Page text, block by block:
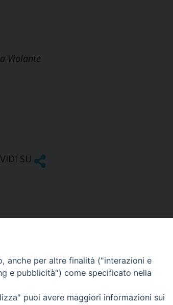
Violante
SU
SEGUICI SU
anche per altre finalità ("interazioni e
e pubblicità") come specificato nella
puoi avere maggiori informazioni sui